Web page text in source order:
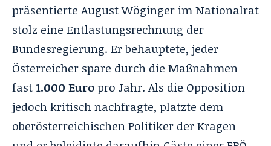
präsentierte August Wöginger im Nationalrat
stolz eine Entlastungsrechnung der
Bundesregierung. Er behauptete, jeder
Österreicher spare durch die Maßnahmen
fast1.000 Europro Jahr. Als die Opposition
jedoch kritisch nachfragte, platzte dem
oberösterreichischen Politiker der Kragen